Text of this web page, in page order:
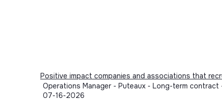
Positive impact companies and associations that
Operations Manager - Puteaux - Long-term
07-16-2026